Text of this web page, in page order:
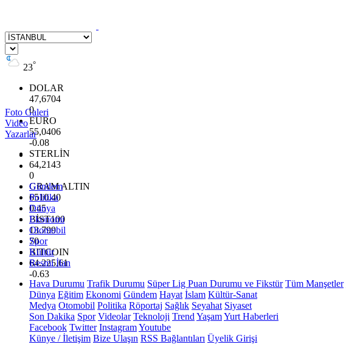
23°
DOLAR
47,6704
0
EURO
55,0406
-0.08
STERLİN
64,2143
0
GRAM ALTIN
6510.40
0.45
BİST100
13.799
70
BITCOIN
64.225,61
-0.63
Foto Galeri
Video
Yazarlar
Gündem
Politika
Dünya
Ekonomi
Otomobil
Spor
Kültür
Resmi İlan
Hava Durumu Trafik Durumu Süper Lig Puan Durumu ve Fikstür Tüm Manşetler
Dünya Eğitim Ekonomi Gündem Hayat İslam Kültür-Sanat
Medya Otomobil Politika Röportaj Sağlık Seyahat Siyaset
Son Dakika Spor Videolar Teknoloji Trend YaşamYurt Haberleri
Facebook Twitter InstagramYoutube
Künye / İletişim Bize Ulaşın RSS Bağlantıları Üyelik Girişi